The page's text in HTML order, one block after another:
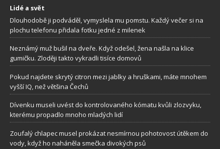
Lidé a svět
Dlouhodobě ji podváděl, vymyslela mu pomstu. Každý večer si na
plochu telefonu přidala fotku jedné z milenek
Neznámý muž bušil na dveře. Když odešel, žena našla na klice
gumičku. Zloději takto vykradli tisíce domovů
Pokud najdete skrytý citron mezi jablky a hruškami, máte mnohem
vyšší IQ, než většina Čechů
Dívenku museli uvést do kontrolovaného kómatu kvůli zlozvyku,
kterému propadlo mnoho mladých lidí
Zoufalý chlapec musel prokázat nesmírnou pohotovost útěkem do
vody, když ho naháněla smečka divokých psů